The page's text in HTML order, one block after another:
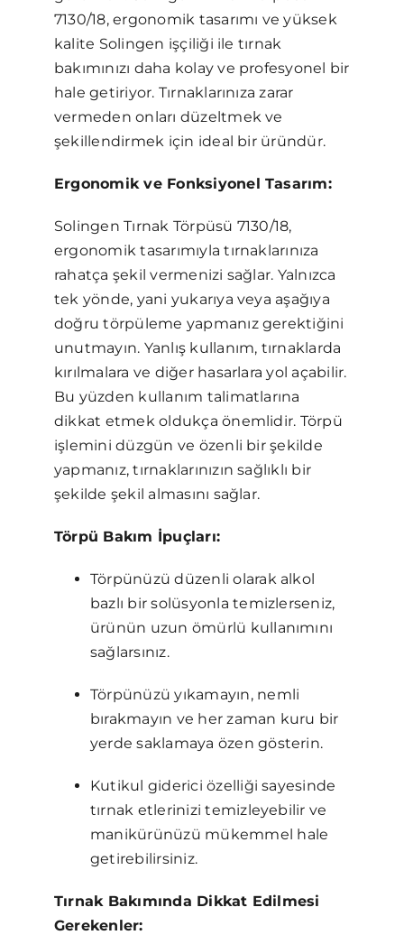
7130/18, ergonomik tasarımı ve yüksek
kalite Solingen işçiliği ile tırnak
bakımınızı daha kolay ve profesyonel bir
hale getiriyor. Tırnaklarınıza zarar
vermeden onları düzeltmek ve
şekillendirmek için ideal bir üründür.
Ergonomik ve Fonksiyonel Tasarım:
Solingen Tırnak Törpüsü 7130/18,
ergonomik tasarımıyla tırnaklarınıza
rahatça şekil vermenizi sağlar. Yalnızca
tek yönde, yani yukarıya veya aşağıya
doğru törpüleme yapmanız gerektiğini
unutmayın. Yanlış kullanım, tırnaklarda
kırılmalara ve diğer hasarlara yol açabilir.
Bu yüzden kullanım talimatlarına
dikkat etmek oldukça önemlidir. Törpü
işlemini düzgün ve özenli bir şekilde
yapmanız, tırnaklarınızın sağlıklı bir
şekilde şekil almasını sağlar.
Törpü Bakım İpuçları:
Törpünüzü düzenli olarak alkol
bazlı bir solüsyonla temizlerseniz,
ürünün uzun ömürlü kullanımını
sağlarsınız.
Törpünüzü yıkamayın, nemli
bırakmayın ve her zaman kuru bir
yerde saklamaya özen gösterin.
Kutikul giderici özelliği sayesinde
tırnak etlerinizi temizleyebilir ve
manikürünüzü mükemmel hale
getirebilirsiniz.
Tırnak Bakımında Dikkat Edilmesi
Gerekenler: